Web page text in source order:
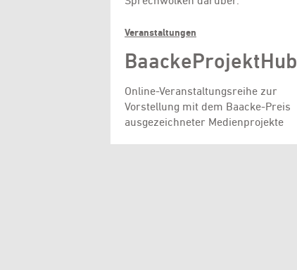
Veranstaltungen
BaackeProjektHub
Online-Veranstaltungsreihe zur
Vorstellung mit dem Baacke-Preis
ausgezeichneter Medienprojekte